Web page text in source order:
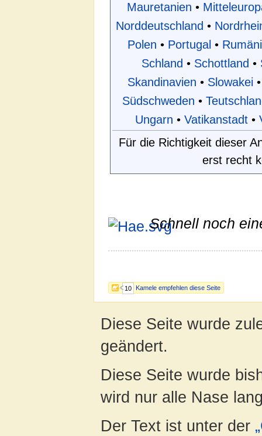
10 Kamele empfehlen diese Seite
Mauretanien •
Norddeutschland •
Polen • Portugal •
Schland • Schottland •
Skandinavien • Slowakei •
Südschweden •
Ungarn • Vatikanstadt •
Für die Richtigkeit dieser
erst recht
Schnell noch
Diese Seite wurde
geändert.
Diese Seite wurde
wird nur alle Nase
Der Text ist unter der